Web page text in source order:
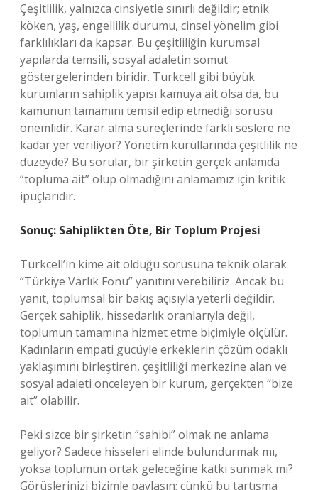
Çeşitlilik, yalnızca cinsiyetle sınırlı değildir; etnik
köken, yaş, engellilik durumu, cinsel yönelim gibi
farklılıkları da kapsar. Bu çeşitliliğin kurumsal
yapılarda temsili, sosyal adaletin somut
göstergelerinden biridir. Turkcell gibi büyük
kurumların sahiplik yapısı kamuya ait olsa da, bu
kamunun tamamını temsil edip etmediği sorusu
önemlidir. Karar alma süreçlerinde farklı seslere ne
kadar yer veriliyor? Yönetim kurullarında çeşitlilik ne
düzeyde? Bu sorular, bir şirketin gerçek anlamda
“topluma ait” olup olmadığını anlamamız için kritik
ipuçlarıdır.
Sonuç: Sahiplikten Öte, Bir Toplum Projesi
Turkcell’in kime ait olduğu sorusuna teknik olarak
“Türkiye Varlık Fonu” yanıtını verebiliriz. Ancak bu
yanıt, toplumsal bir bakış açısıyla yeterli değildir.
Gerçek sahiplik, hissedarlık oranlarıyla değil,
toplumun tamamına hizmet etme biçimiyle ölçülür.
Kadınların empati gücüyle erkeklerin çözüm odaklı
yaklaşımını birleştiren, çeşitliliği merkezine alan ve
sosyal adaleti önceleyen bir kurum, gerçekten “bize
ait” olabilir.
Peki sizce bir şirketin “sahibi” olmak ne anlama
geliyor? Sadece hisseleri elinde bulundurmak mı,
yoksa toplumun ortak geleceğine katkı sunmak mı?
Görüşlerinizi bizimle paylaşın; çünkü bu tartışma